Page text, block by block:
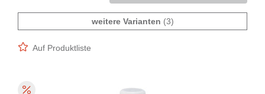
weitere Varianten (3)
Auf Produktliste